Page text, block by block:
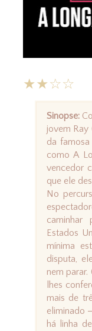
★★☆☆
Sinopse:
jovem Ray
da
como A
vencedor
que ele
No
caminhar
Estados
mínima
disputa,
nem
lhes
mais de
eliminado
há linha